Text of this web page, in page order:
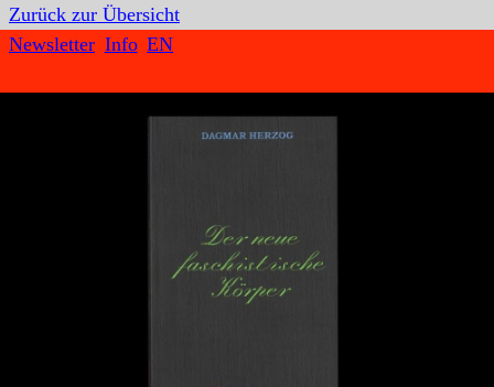
Zurück zur Übersicht
Newsletter Info EN